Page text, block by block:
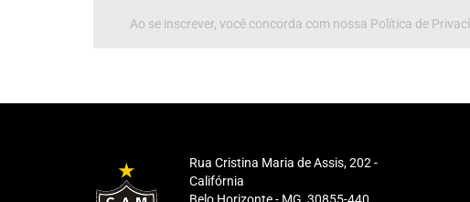
Ao se inscrever, você concorda com nossa Política de
Rua Cristina Maria de Assis, 202 -
Califórnia
Belo Horizonte - MG, 30855-440